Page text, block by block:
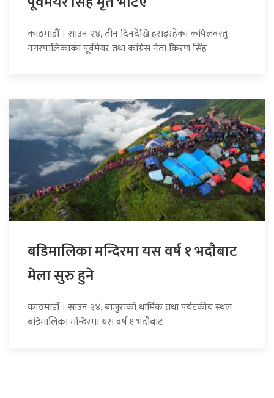
काठमाडौँ । साउन २४, तीन दिनदेखि हराइरहेका कपिलवस्तु
नगरपालिकाका पूर्वमेयर तथा कांग्रेस नेता किरण सिंह
बडिमालिका मन्दिरमा यस वर्ष १ भदौबाट
मेला सुरु हुने
काठमाडौँ । साउन २४, बाजुराको धार्मिक तथा पर्यटकीय स्थल
बडिमालिका मन्दिरमा यस वर्ष १ भदौबाट